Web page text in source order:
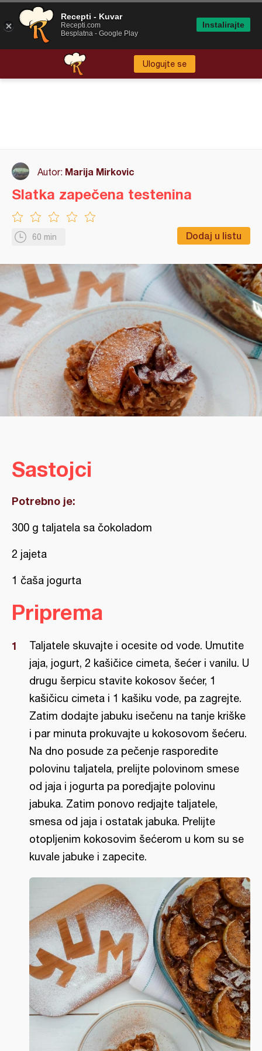
Ulogujte se
Autor: Marija Mirkovic
60 min Dodaj u listu
Slatka zapečena testenina
Sastojci
Potrebno je:
300 g taljatela sa čokoladom
2 jajeta
1 čaša jogurta
Priprema
Taljatele skuvajte i ocesite od vode. Umutite
jaja, jogurt, 2 kašičice cimeta, šećer i vanilu. U
drugu šerpicu stavite kokosov šećer, 1
kašičicu cimeta i 1 kašiku vode, pa zagrejte.
Zatim dodajte jabuku isečenu na tanje kriške
i par minuta prokuvajte u kokosovom šećeru.
Na dno posude za pečenje rasporedite
polovinu taljatela, prelijte polovinom smese
od jaja i jogurta pa poredjajte polovinu
jabuka. Zatim ponovo redjajte taljatele,
smesa od jaja i ostatak jabuka. Prelijte
otopljenim kokosovim šećerom u kom su se
kuvale jabuke i zapecite.
Recepti - Kuvar
Recepti.com
Besplatna - Google Play
Instalirajte